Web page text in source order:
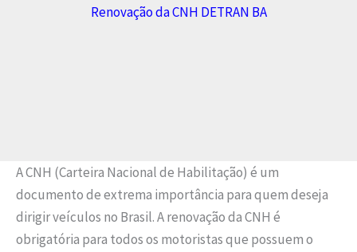
Renovação da CNH DETRAN BA
A CNH (Carteira Nacional de Habilitação) é um
documento de extrema importância para quem deseja
dirigir veículos no Brasil. A renovação da CNH é
obrigatória para todos os motoristas que possuem o